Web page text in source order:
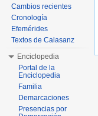
Cambios recientes
Cronología
Efemérides
Textos de Calasanz
Enciclopedia
Portal de la
Enciclopedia
Familia
Demarcaciones
Presencias por